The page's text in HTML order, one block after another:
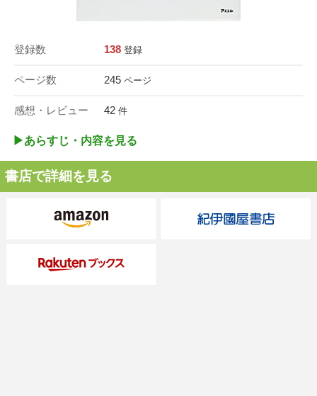
登録数 138 登録
ページ数 245 ページ
感想・レビュー 42 件
▶︎あらすじ・内容を見る
書店で詳細を見る